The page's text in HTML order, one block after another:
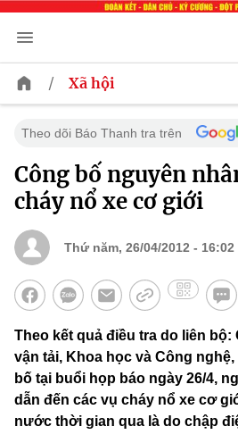
/ Xã hội
Theo dõi Báo Thanh tra trên
Công bố nguyên
cháy nổ xe cơ giới
Thứ năm, 26/04/2012 - 16:02
Theo kết quả điều tra do liên bộ:
vận tải, Khoa học và Công
bố tại buổi họp báo ngày 26/4,
dẫn đến các vụ cháy nổ xe cơ
nước thời gian qua là do chập